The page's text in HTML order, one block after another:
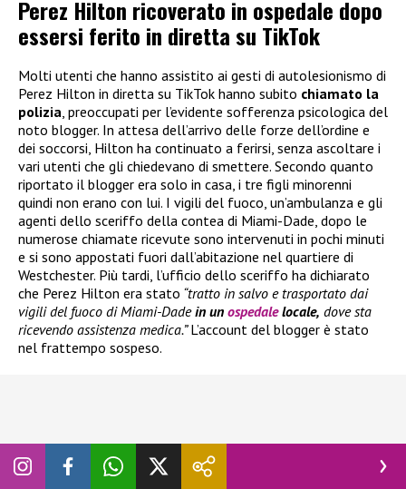
Perez Hilton ricoverato in ospedale dopo
essersi ferito in diretta su TikTok
Molti utenti che hanno assistito ai gesti di autolesionismo di
Perez Hilton in diretta su TikTok hanno subito chiamato la
polizia , preoccupati per l’evidente sofferenza psicologica del
noto blogger. In attesa dell’arrivo delle forze dell’ordine e
dei soccorsi, Hilton ha continuato a ferirsi, senza ascoltare i
vari utenti che gli chiedevano di smettere. Secondo quanto
riportato il blogger era solo in casa, i tre figli minorenni
quindi non erano con lui. I vigili del fuoco, un’ambulanza e gli
agenti dello sceriffo della contea di Miami-Dade, dopo le
numerose chiamate ricevute sono intervenuti in pochi minuti
e si sono appostati fuori dall’abitazione nel quartiere di
Westchester. Più tardi, l’ufficio dello sceriffo ha dichiarato
che Perez Hilton era stato “tratto in salvo e trasportato dai
vigili del fuoco di Miami-Dadein un ospedalelocale, dove sta
ricevendo assistenza medica.”L’account del blogger è stato
nel frattempo sospeso.